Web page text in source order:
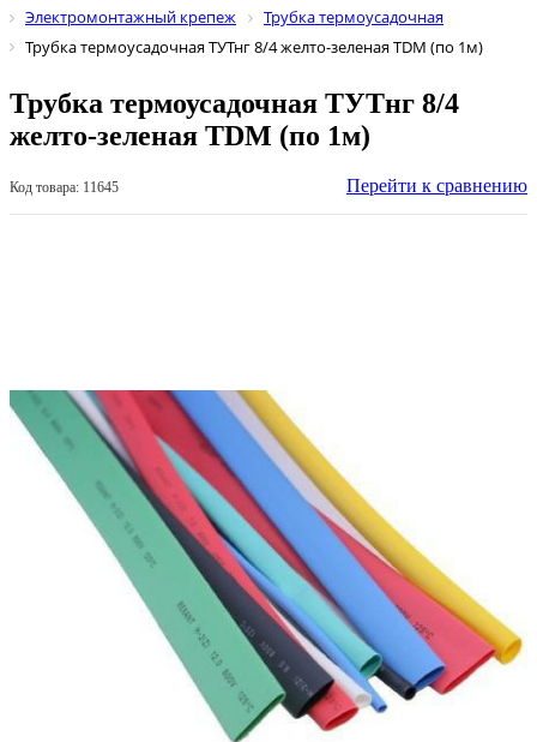
Электромонтажный крепеж
Трубка термоусадочная
Трубка термоусадочная ТУТнг 8/4 желто-зеленая TDM (по 1м)
Трубка термоусадочная ТУТнг 8/4
желто-зеленая TDM (по 1м)
Код товара: 11645 Перейти к сравнению